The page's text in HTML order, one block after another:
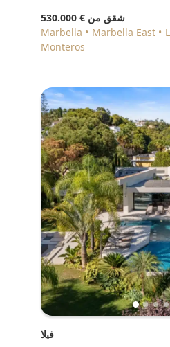
شقق من € 530.000
Marbella
Marbella East
Monteros
فيلا